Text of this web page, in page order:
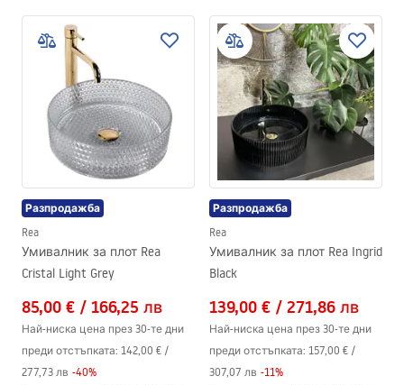
Разпродажба
Rea
Умивалник за плот Rea
Cristal Light Grey
85,00 € / 166,25 лв
Най-ниска цена през 30-те дни
преди отстъпката: 142,00 € /
277,73 лв -40%
Разпродажба
Rea
Умивалник за плот Rea Ingrid
Black
139,00 € / 271,86 лв
Най-ниска цена през 30-те дни
преди отстъпката: 157,00 € /
307,07 лв -11%